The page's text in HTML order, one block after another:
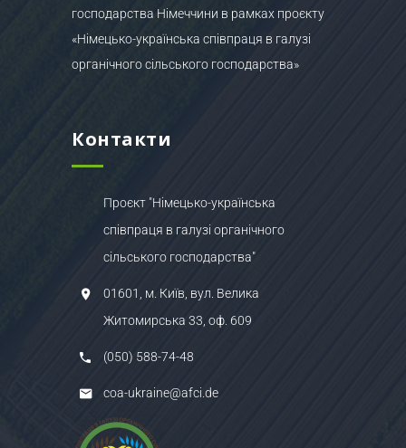
господарства Німеччини в рамках проєкту
«Німецько-українська співпраця в галузі
органічного сільського господарства»
Контакти
Проєкт "Німецько-українська
співпраця в галузі органічного
сільського господарства"
01601, м. Київ, вул. Велика
Житомирська 33, оф. 609
(050) 588-74-48
coa-ukraine@afci.de